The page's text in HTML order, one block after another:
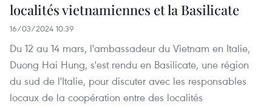
localités vietnamiennes et la Basilicate
16/03/2024 10:39
Du 12 au 14 mars, l'ambassadeur du Vietnam en Italie,
Duong Hai Hung, s'est rendu en Basilicate, une région
du sud de l'Italie, pour discuter avec les responsables
locaux de la coopération entre des localités